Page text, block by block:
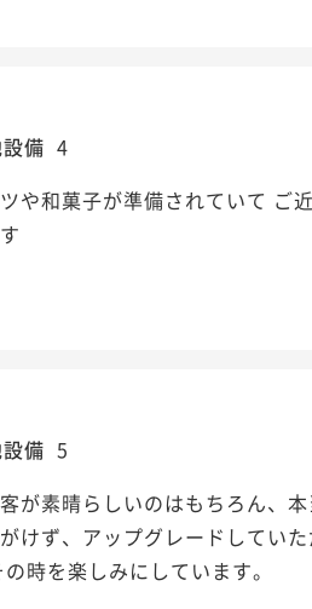
備 4
や和菓子が準備されていて ご
備 5
が素晴らしいのはもちろん、本
けず、アップグレードしてい
時を楽しみにしています。